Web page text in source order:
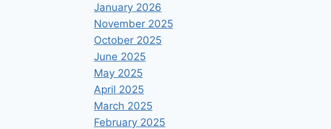
January 2026
November 2025
October 2025
June 2025
May 2025
April 2025
March 2025
February 2025